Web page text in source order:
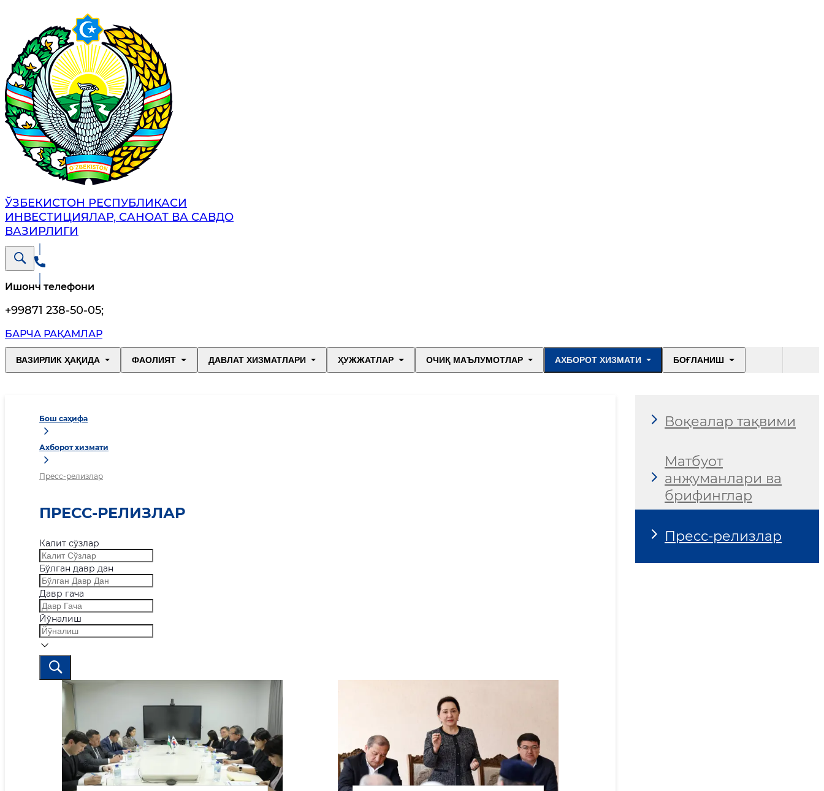
ЎЗБЕКИСТОН РЕСПУБЛИКАСИ
ИНВЕСТИЦИЯЛАР, САНОАТ ВА САВДО
ВАЗИРЛИГИ
Ишонч телефони
+99871 238-50-05;
БАРЧА РАҚАМЛАР
ВАЗИРЛИК ҲАҚИДА ФАОЛИЯТ ДАВЛАТ ХИЗМАТЛАРИ ҲУЖЖАТЛАР ОЧИҚ МАЪЛУМОТЛАР АХБОРОТ ХИЗМАТИ БОҒЛАНИШ
Бош саҳифа
Ахборот хизмати
Пресс-релизлар
ПРЕСС-РЕЛИЗЛАР
Калит сўзлар
Бўлган давр дан
Давр гача
Йўналиш
Воқеалар тақвими
Матбуот
анжуманлари ва
брифинглар
Пресс-релизлар